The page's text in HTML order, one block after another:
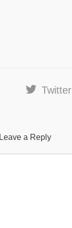
Twitter
Leave a Reply